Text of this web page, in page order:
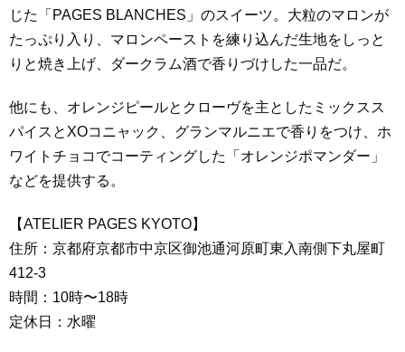
じた「PAGES BLANCHES」のスイーツ。大粒のマロンが
たっぷり入り、マロンペーストを練り込んだ生地をしっと
りと焼き上げ、ダークラム酒で香りづけした一品だ。
他にも、オレンジピールとクローヴを主としたミックスス
パイスとXOコニャック、グランマルニエで香りをつけ、ホ
ワイトチョコでコーティングした「オレンジポマンダー」
などを提供する。
【ATELIER PAGES KYOTO】
住所：京都府京都市中京区御池通河原町東入南側下丸屋町
412-3
時間：10時〜18時
定休日：水曜